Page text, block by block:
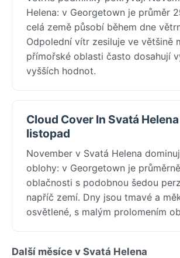
Helena: v Georgetown je průměr
celá země působí během dne
Odpolední vítr zesiluje ve většině
přímořské oblasti často dosahují
vyšších hodnot.
Cloud Cover In Svatá
listopad
November v Svatá Helena
oblohy: v Georgetown je
oblačnosti s podobnou šedou
napříč zemí. Dny jsou tmavé a
osvětlené, s malým prolomením
Další měsíce v Svatá Helena